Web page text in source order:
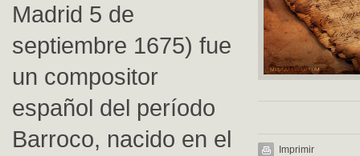
Imprimir
Madrid 5 de
septiembre 1675) fue
un compositor
español del período
Barroco, nacido en el